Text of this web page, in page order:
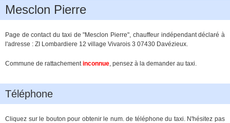
Mesclon Pierre
Page de contact du taxi de "Mesclon Pierre", chauffeur indépendant déclaré à
l'adresse : ZI Lombardiere 12 village Vivarois 3 07430 Davézieux.
Commune de rattachementinconnue, pensez à la demander au taxi.
Téléphone
Cliquez sur le bouton pour obtenir le num. de téléphone du taxi. N'hésitez pas